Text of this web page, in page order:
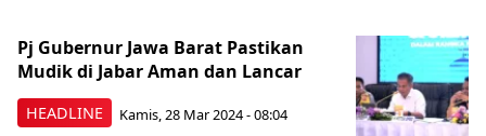
HEADLINE
Pj Gubernur Jawa Barat Pastikan
Mudik di Jabar Aman dan Lancar
Kamis, 28 Mar 2024 - 08:04